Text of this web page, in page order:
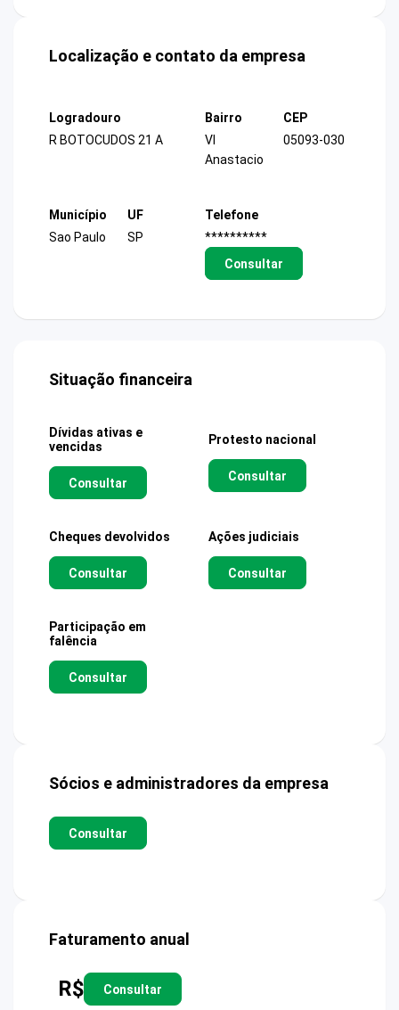
Localização e contato da empresa
Logradouro
R BOTOCUDOS 21 A
Bairro
Vl
Anastacio
CEP
05093-030
Município
Sao Paulo
UF
SP
Telefone
**********
Consultar
Situação financeira
Dívidas ativas e
vencidas
Consultar
Protesto nacional
Consultar
Cheques devolvidos
Consultar
Ações judiciais
Consultar
Participação em
falência
Consultar
Sócios e administradores da empresa
Consultar
Faturamento anual
R$ Consultar